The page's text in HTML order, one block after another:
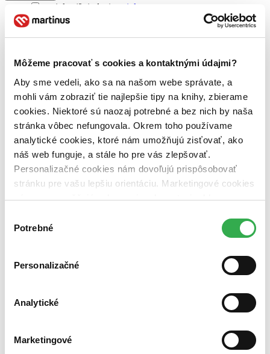
Môžeme pracovať s cookies a kontaktnými údajmi?
Aby sme vedeli, ako sa na našom webe správate, a
mohli vám zobraziť tie najlepšie tipy na knihy, zbierame
cookies. Niektoré sú naozaj potrebné a bez nich by naša
stránka vôbec nefungovala. Okrem toho používame
analytické cookies, ktoré nám umožňujú zisťovať, ako
náš web funguje, a stále ho pre vás zlepšovať.
Personalizačné cookies nám dovoľujú prispôsobovať
stránku pre vašu lepšiu orientáciu. Marketingové cookies
nám zas umožňujú zobrazenie relevantnej reklamy.
nám pomohlo, keby sme mohli používať všetky tieto
súhlasu
Potrebné
Personalizačné
Analytické
Marketingové
novinky (0 titulov)
novinky
zľavnené tituly (0 titulov)
Dostupnosť
predpredaj (0 titulov)predpredaj
pripravujeme (0 titulov)
pripravujeme
dostupná (bez vypredaných) (0 titulov)
dostupná (bez
vypredaných)
Nové / čítané
nová (0 titulov) nová
čítaná (0 titulov)čítaná
čítaná - výborný stav (0 titulov)čítaná - výborný stav
čítaná - mierne opotrebovaná (0 titulov)čítaná - mierne
opotrebovaná
Zúžiť výber
Bestsellery
Najdrahšie